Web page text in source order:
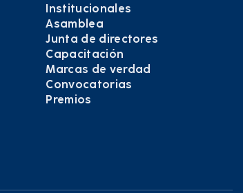
Institucionales
Asamblea
Junta de directores
Capacitación
Marcas de verdad
Convocatorias
Premios